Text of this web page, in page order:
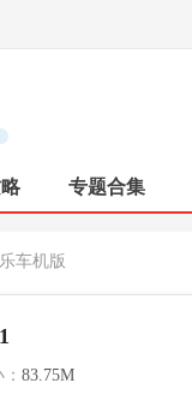
专题合集
车机版
83.75M